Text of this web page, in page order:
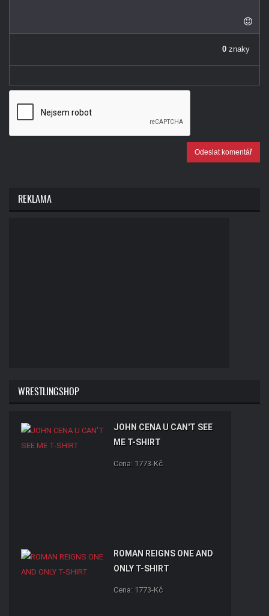
-
0 znaky
Odeslat komentář
REKLAMA
WRESTLINGSHOP
JOHN CENA U CAN'T SEE
ME T-SHIRT
Cena: 1773-Kč
ROMAN REIGNS ONE AND
ONLY T-SHIRT
Cena: 1773-Kč